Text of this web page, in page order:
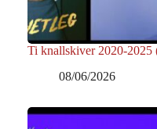
Ti knallskiver 2020-2025
08/06/2026